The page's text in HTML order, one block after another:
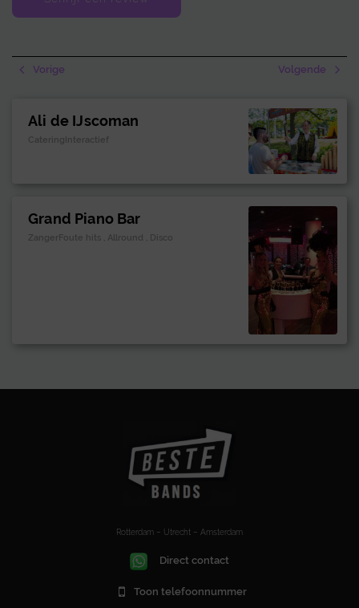
Vorige Volgende
Ali de IJscoman
CateringInteractief
Grand Piano Bar
ZangerFoute hits , Allround , Disco
Rotterdam – Utrecht – Amsterdam
Direct contact
Toon telefoonnummer